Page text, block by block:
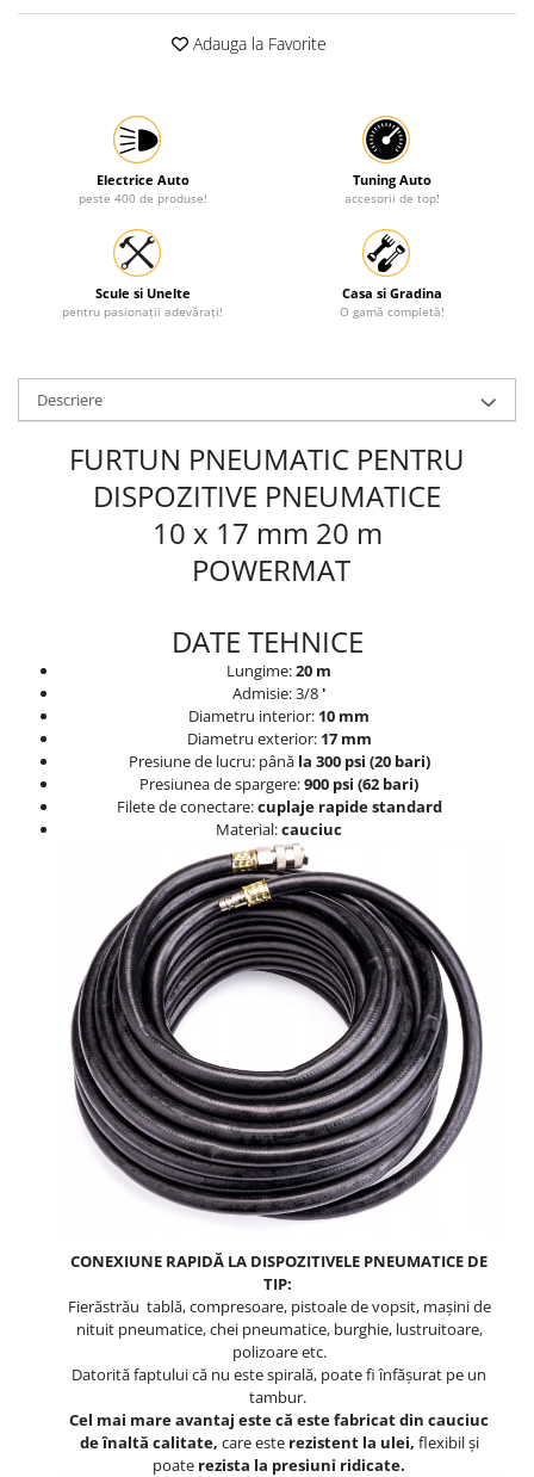
Suport auto
Suport motocicleta
Tunuri de caldura si aeroteme
Utilaje constructie
Adauga la Favorite
Electrice Auto
peste 400 de produse!
Tuning Auto
accesorii de top!
Scule si Unelte
pentru pasionații adevărați!
Casa si Gradina
O gamă completă!
Descriere
FURTUN PNEUMATIC PENTRU
DISPOZITIVE PNEUMATICE
10 x 17 mm 20 m
POWERMAT
DATE TEHNICE
Lungime:20 m
Admisie: 3/8'
Diametru interior: 10 mm
Diametru exterior: 17 mm
Presiune de lucru: până la 300 psi (20 bari)
Presiunea de spargere:900 psi (62 bari)
Filete de conectare:cuplaje rapide standard
Material:cauciuc
CONEXIUNE RAPIDĂ LA DISPOZITIVELE PNEUMATICE DE
TIP:
Fierăstrău tablă, compresoare, pistoale de vopsit, mașini de
nituit pneumatice, chei pneumatice, burghie, lustruitoare,
polizoare etc.
Datorită faptului că nu este spirală, poate fi înfășurat pe un
tambur.
Cel mai mare avantaj este că este fabricat din cauciuc
de înaltă calitate, care este rezistent la ulei, flexibil și
poate rezista la presiuni ridicate.